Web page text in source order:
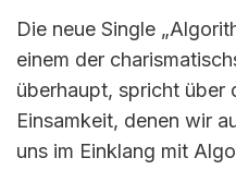
Die neue Single
einem der
überhaupt, spricht über
Einsamkeit, denen wir
uns im Einklang mit